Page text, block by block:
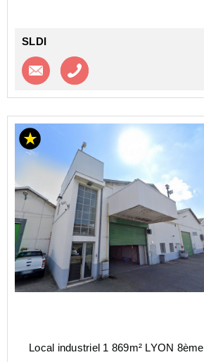
SLDI
Contacter l'agence
Local industriel 1 869m² LYON 8ème